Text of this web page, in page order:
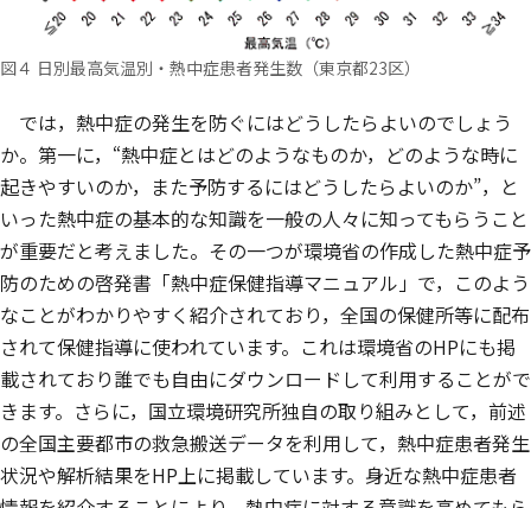
図４ 日別最高気温別・熱中症患者発生数（東京都23区）
では，熱中症の発生を防ぐにはどうしたらよいのでしょう
か。第一に，“熱中症とはどのようなものか，どのような時に
起きやすいのか，また予防するにはどうしたらよいのか”，と
いった熱中症の基本的な知識を一般の人々に知ってもらうこと
が重要だと考えました。その一つが環境省の作成した熱中症予
防のための啓発書「熱中症保健指導マニュアル」で，このよう
なことがわかりやすく紹介されており，全国の保健所等に配布
されて保健指導に使われています。これは環境省のHPにも掲
載されており誰でも自由にダウンロードして利用することがで
きます。さらに，国立環境研究所独自の取り組みとして，前述
の全国主要都市の救急搬送データを利用して，熱中症患者発生
状況や解析結果をHP上に掲載しています。身近な熱中症患者